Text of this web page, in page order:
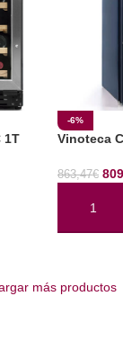
1T
-6%
Vinoteca
863,47€
AÑADIR
más productos